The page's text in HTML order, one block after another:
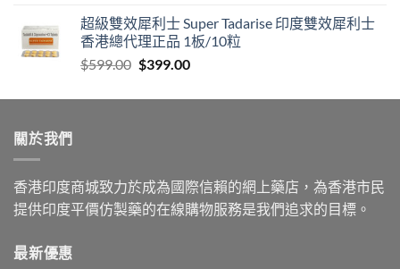
超級雙效犀利士 Super Tadarise 印度雙效犀利士
香港總代理正品 1板/10粒
$599.00 Original
was:
$399.00Current
is:
關於我們
香港印度商城致力於成為國際信賴的網上藥店，為香港市民
提供印度平價仿製藥的在線購物服務是我們追求的目標。
最新優惠